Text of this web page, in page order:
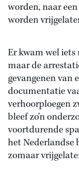
worden, naar
worden
Er kwam wel iets
maar de
gevangenen van
documentatie
verhoorploegen
bleef zo’n
voortdurende
het Nederlandse
zomaar